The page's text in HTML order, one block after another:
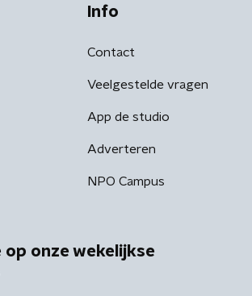
Info
Contact
Veelgestelde vragen
App de studio
Adverteren
NPO Campus
op onze wekelijkse